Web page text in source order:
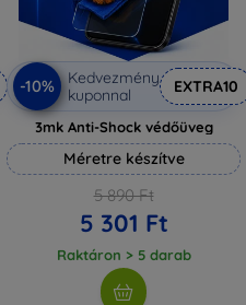
-10%
Kedvezmény
kuponnal
EXTRA10
3mk Anti-Shock védőüveg
Méretre készítve
5 890 Ft
5 301 Ft
Raktáron > 5 darab